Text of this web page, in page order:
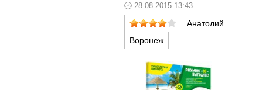
28.08.2015 13:43
Анатолий
Воронеж